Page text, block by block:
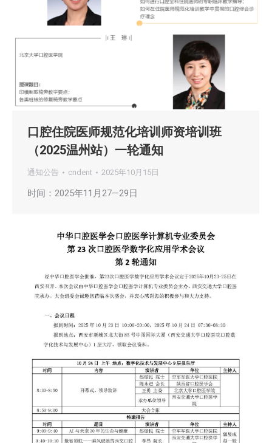
口腔住院医师规范化培训师资培训班
（2025温州站）一轮通知
通知公告 cndent 2025年10月15日
时间：2025年11月27—29日